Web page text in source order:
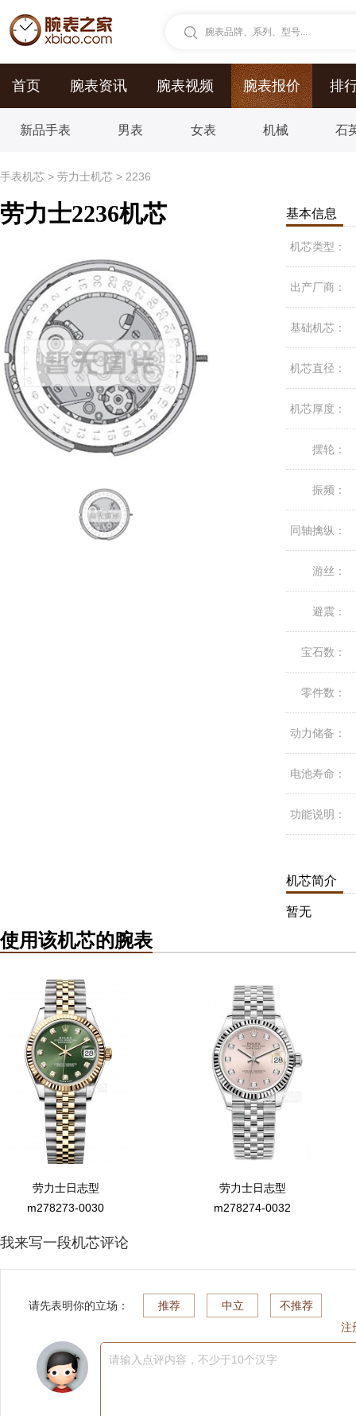
腕表品牌、系列、型号...
首页 腕表资讯 腕表视频 腕表报价 排
新品手表 男表 女表 机械 石
手表机芯 > 劳力士机芯 > 2236
劳力士2236机芯 基本信息
机芯类型：
出产厂商：
基础机芯：
机芯直径：
机芯厚度：
摆轮：
振频：
同轴擒纵：
游丝：
避震：
宝石数：
零件数：
动力储备：
电池寿命：
功能说明：
机芯简介
暂无
使用该机芯的腕表
劳力士日志型
m278273-0030
劳力士日志型
m278274-0032
我来写一段机芯评论
注
请先表明你的立场： 推荐 中立 不推荐
请输入点评内容，不少于10个汉字